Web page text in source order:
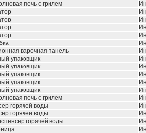
печь с грилем
варочная панель
упаковщик
упаковщик
упаковщик
упаковщик
упаковщик
печь с грилем
горячей воды
горячей воды
горячей воды